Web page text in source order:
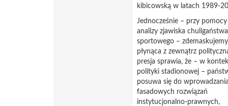
kibicowską w latach 1989-
Jednocześnie – przy pomocy
analizy zjawiska chuligaństwa
sportowego –
płynąca z zewnątrz
presja sprawia, że – w
polityki stadionowej –
posuwa się do
fasadowych rozwiązań
instytucjonalno-prawnych,